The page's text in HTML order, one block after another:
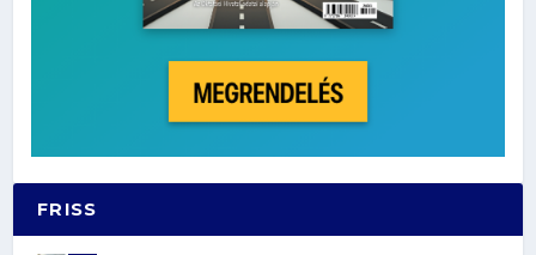
FRISS